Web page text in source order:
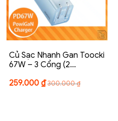
Củ Sạc Nhanh Gan Toocki
67W – 3 Cổng (2…
259.000 ₫300.000₫